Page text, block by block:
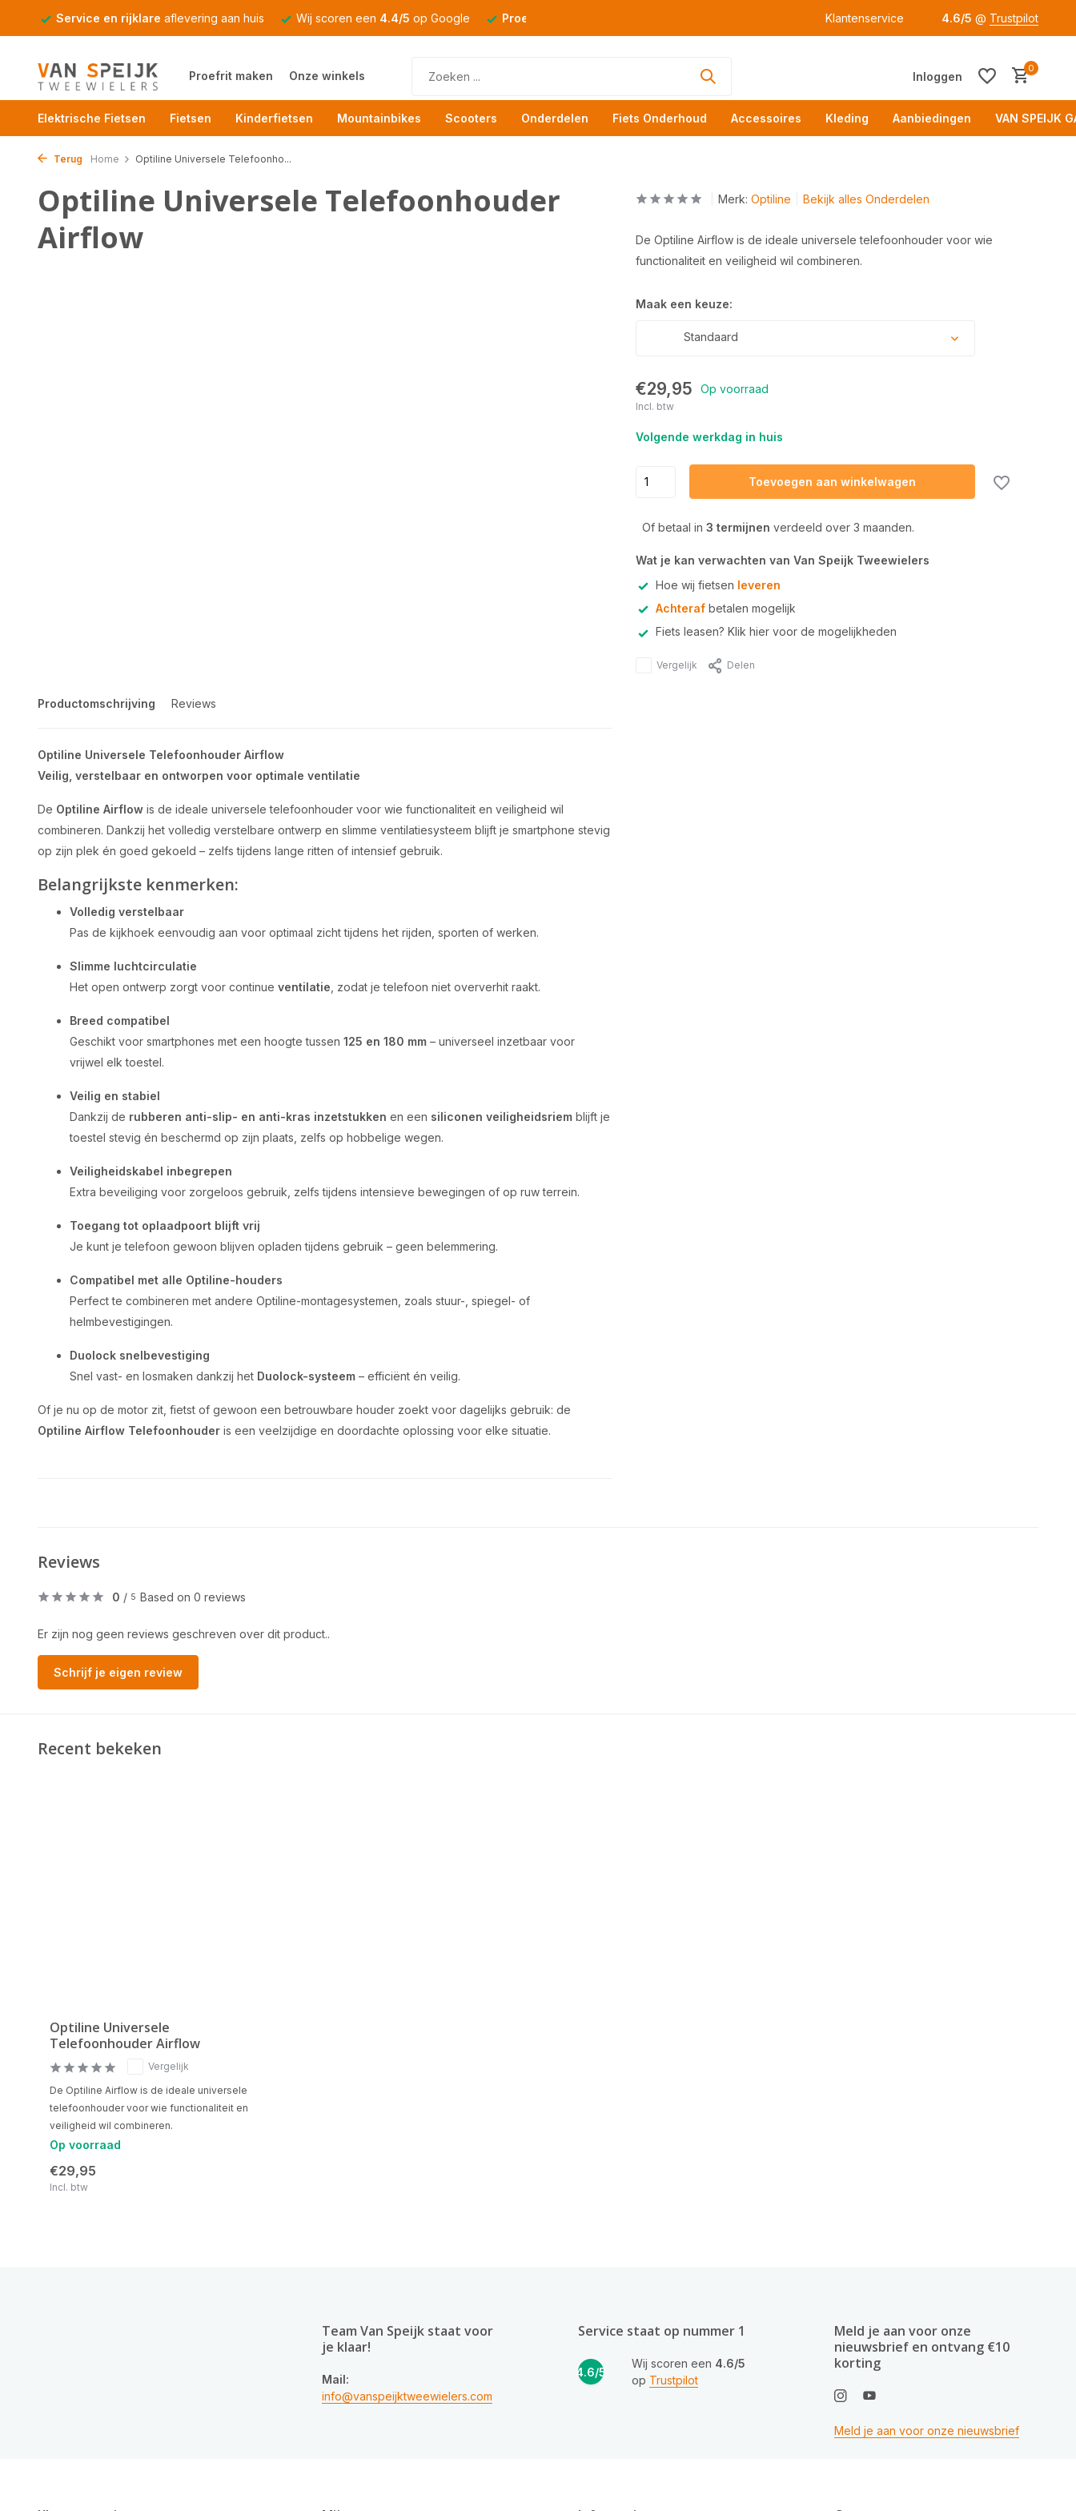
Service en rijklare aflevering aan huis Wij scoren een 4.4/5 op Google Proefrit Klantenservice 4.6/5 @ Trustpilot
Proefrit maken Onze winkels Inloggen
0
Elektrische Fietsen Fietsen Kinderfietsen Mountainbikes Scooters Onderdelen Fiets Onderhoud Accessoires Kleding Aanbiedingen VAN SPEIJK
Terug Home Optiline Universele Telefoonho...
Optiline Universele Telefoonhouder
Airflow
Productomschrijving Reviews
Optiline Universele Telefoonhouder Airflow
Veilig, verstelbaar en ontworpen voor optimale ventilatie
De Optiline Airflow is de ideale universele telefoonhouder voor wie functionaliteit en veiligheid wil
combineren. Dankzij het volledig verstelbare ontwerp en slimme ventilatiesysteem blijft je smartphone stevig
op zijn plek én goed gekoeld – zelfs tijdens lange ritten of intensief gebruik.
Belangrijkste kenmerken:
Volledig verstelbaar
Pas de kijkhoek eenvoudig aan voor optimaal zicht tijdens het rijden, sporten of werken.
Slimme luchtcirculatie
Het open ontwerp zorgt voor continue ventilatie , zodat je telefoon niet oververhit raakt.
Breed compatibel
Geschikt voor smartphones met een hoogte tussen 125 en 180 mm – universeel inzetbaar voor
vrijwel elk toestel.
Veilig en stabiel
Dankzij de rubberen anti-slip- en anti-kras inzetstukken en een siliconen veiligheidsriem blijft je
toestel stevig én beschermd op zijn plaats, zelfs op hobbelige wegen.
Veiligheidskabel inbegrepen
Extra beveiliging voor zorgeloos gebruik, zelfs tijdens intensieve bewegingen of op ruw terrein.
Toegang tot oplaadpoort blijft vrij
Je kunt je telefoon gewoon blijven opladen tijdens gebruik – geen belemmering.
Compatibel met alle Optiline-houders
Perfect te combineren met andere Optiline-montagesystemen, zoals stuur-, spiegel- of
helmbevestigingen.
Duolock snelbevestiging
Snel vast- en losmaken dankzij het Duolock-systeem – efficiënt én veilig.
Of je nu op de motor zit, fietst of gewoon een betrouwbare houder zoekt voor dagelijks gebruik: de
Optiline Airflow Telefoonhouder is een veelzijdige en doordachte oplossing voor elke situatie.
Merk: Optiline Bekijk alles Onderdelen
De Optiline Airflow is de ideale universele telefoonhouder voor wie
functionaliteit en veiligheid wil combineren.
Maak een keuze:
Standaard
€29,95 Op voorraad
Incl. btw
Volgende werkdag in huis
Toevoegen aan winkelwagen
Of betaal in 3 termijnen verdeeld over 3 maanden.
Wat je kan verwachten van Van Speijk Tweewielers
Hoe wij fietsen leveren
Achterafbetalen mogelijk
Fiets leasen? Klik hier voor de mogelijkheden
Vergelijk Delen
Reviews
0 / 5 Based on 0 reviews
Er zijn nog geen reviews geschreven over dit product..
Schrijf je eigen review
Recent bekeken
Optiline Universele
Telefoonhouder Airflow
Vergelijk
De Optiline Airflow is de ideale universele
telefoonhouder voor wie functionaliteit en
veiligheid wil combineren.
Op voorraad
€29,95
Incl. btw
Team Van Speijk staat voor
je klaar!
Mail:
info@vanspeijktweewielers.com
Service staat op nummer 1
4.6/5
Wij scoren een 4.6/5
op Trustpilot
Meld je aan voor onze
nieuwsbrief en ontvang €10
korting
Meld je aan voor onze nieuwsbrief